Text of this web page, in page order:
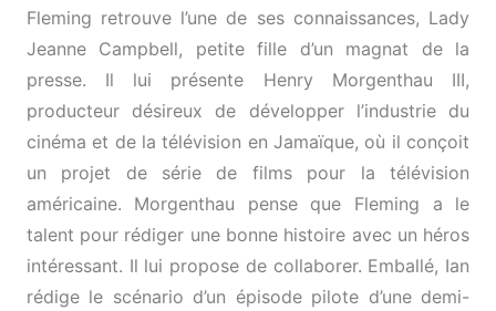
Fleming retrouve l’une de ses connaissances, Lady
Jeanne Campbell, petite fille d’un magnat de la
presse. Il lui présente Henry Morgenthau III,
producteur désireux de développer l’industrie du
cinéma et de la télévision en Jamaïque, où il conçoit
un projet de série de films pour la télévision
américaine. Morgenthau pense que Fleming a le
talent pour rédiger une bonne histoire avec un héros
intéressant. Il lui propose de collaborer. Emballé, Ian
rédige le scénario d’un épisode pilote d’une demi-